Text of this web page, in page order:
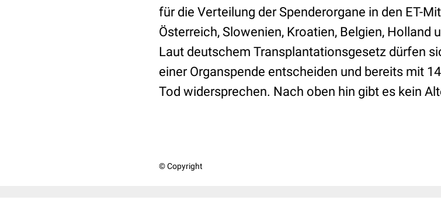
für die Verteilung der Spenderorgane in den ET-
Österreich, Slowenien, Kroatien, Belgien, Holland
Laut deutschem Transplantationsgesetz dürfen
einer Organspende entscheiden und bereits mit
Tod widersprechen. Nach oben hin gibt es kein
© Copyright